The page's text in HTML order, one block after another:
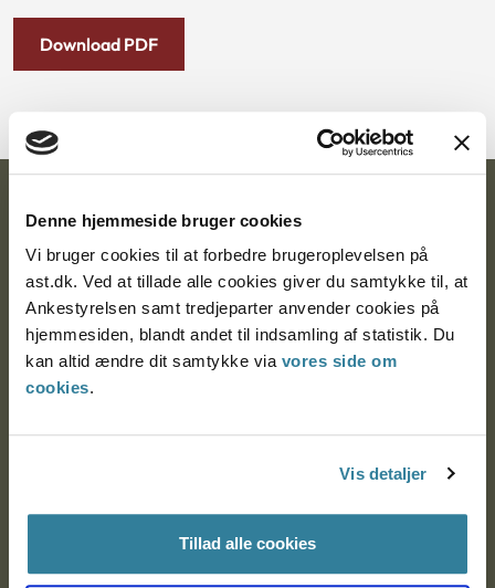
Denne hjemmeside bruger cookies
Vi bruger cookies til at forbedre brugeroplevelsen på
ast.dk. Ved at tillade alle cookies giver du samtykke til, at
Ankestyrelsen samt tredjeparter anvender cookies på
hjemmesiden, blandt andet til indsamling af statistik. Du
kan altid ændre dit samtykke via vores side om
cookies.
Vis detaljer
Tillad alle cookies
Download PDF
Ankestyrelsen
Postadresse:
Nytorv 7, 2. sal
9000 Aalborg